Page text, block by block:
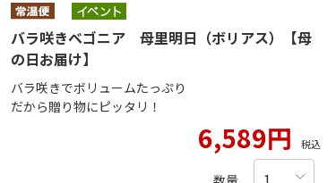
バラ咲きベゴニア 母里明日（ボリアス）【母
の日お届け】
バラ咲きでボリュームたっぷり
だから贈り物にピッタリ！
6,589円 税込